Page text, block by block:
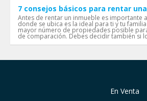
7 consejos básicos para rentar
Antes de rentar un inmueble es importante
donde se ubica es la ideal para ti y tu
mayor número de propiedades posible
de comparación. Debes decidir también si
En Venta